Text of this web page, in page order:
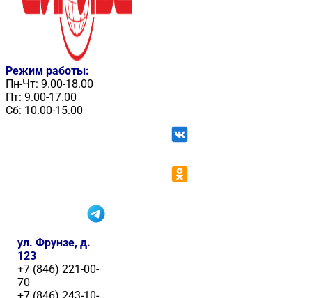
Режим работы:
Пн-Чт: 9.00-18.00
Пт: 9.00-17.00
Сб: 10.00-15.00
ул. Фрунзе, д.
123
+7 (846) 221-00-
70